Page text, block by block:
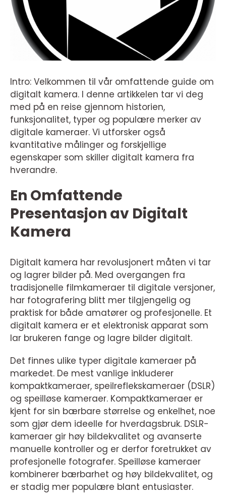
Intro: Velkommen til vår omfattende guide om
digitalt kamera. I denne artikkelen tar vi deg
med på en reise gjennom historien,
funksjonalitet, typer og populære merker av
digitale kameraer. Vi utforsker også
kvantitative målinger og forskjellige
egenskaper som skiller digitalt kamera fra
hverandre.
En Omfattende
Presentasjon av Digitalt
Kamera
Digitalt kamera har revolusjonert måten vi tar
og lagrer bilder på. Med overgangen fra
tradisjonelle filmkameraer til digitale versjoner,
har fotografering blitt mer tilgjengelig og
praktisk for både amatører og profesjonelle. Et
digitalt kamera er et elektronisk apparat som
lar brukeren fange og lagre bilder digitalt.
Det finnes ulike typer digitale kameraer på
markedet. De mest vanlige inkluderer
kompaktkameraer, speilreflekskameraer (DSLR)
og speilløse kameraer. Kompaktkameraer er
kjent for sin bærbare størrelse og enkelhet, noe
som gjør dem ideelle for hverdagsbruk. DSLR-
kameraer gir høy bildekvalitet og avanserte
manuelle kontroller og er derfor foretrukket av
profesjonelle fotografer. Speilløse kameraer
kombinerer bærbarhet og høy bildekvalitet, og
er stadig mer populære blant entusiaster.